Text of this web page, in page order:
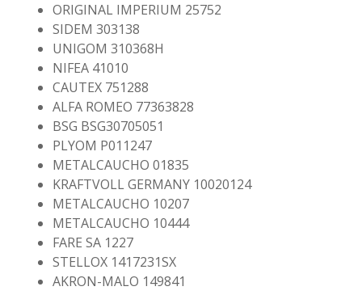
ORIGINAL IMPERIUM 25752
SIDEM 303138
UNIGOM 310368H
NIFEA 41010
CAUTEX 751288
ALFA ROMEO 77363828
BSG BSG30705051
PLYOM P011247
METALCAUCHO 01835
KRAFTVOLL GERMANY 10020124
METALCAUCHO 10207
METALCAUCHO 10444
FARE SA 1227
STELLOX 1417231SX
AKRON-MALO 149841